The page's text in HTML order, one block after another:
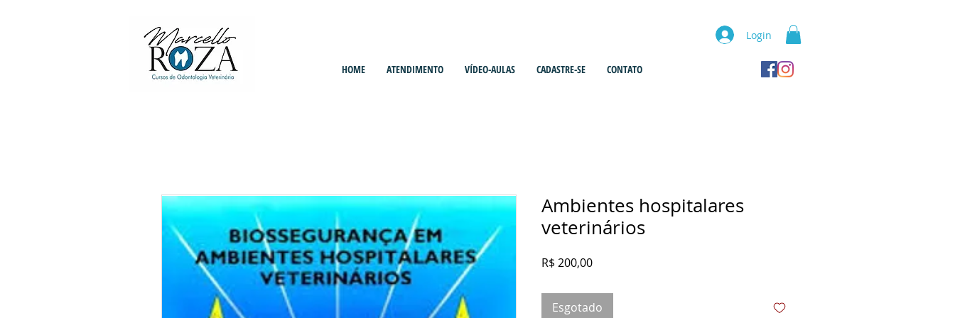
Login
HOME ATENDIMENTO VÍDEO-AULAS CADASTRE-SE CONTATO
Ambientes hospitalares
veterinários
R$ 200,00Preço
Esgotado